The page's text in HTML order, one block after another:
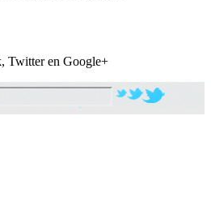
Twitter en Google+